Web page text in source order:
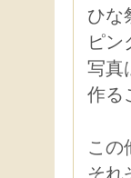
ひな
ピン
写真
作る
この
それ